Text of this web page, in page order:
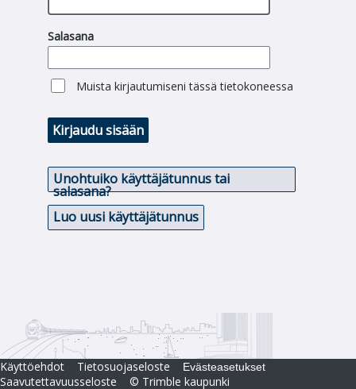
Salasana
Muista kirjautumiseni tässä tietokoneessa
Kirjaudu sisään
Unohtuiko käyttäjätunnus tai
salasana?
Luo uusi käyttäjätunnus
Käyttöehdot Tietosuojaseloste Evästeasetukset
Saavutettavuusseloste © Trimble kaupunki